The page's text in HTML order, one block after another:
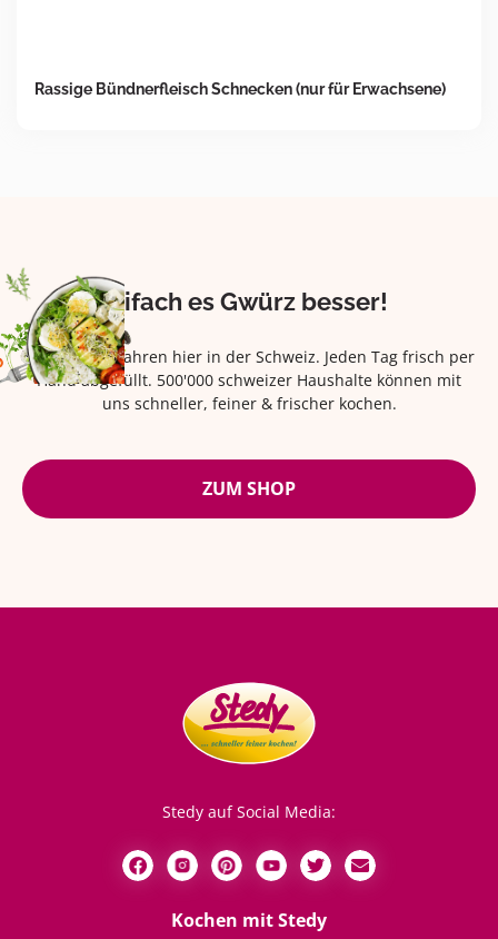
Rassige Bündnerfleisch Schnecken (nur für Erwachsene)
Eifach es Gwürz besser!
Seit über 42 Jahren hier in der Schweiz. Jeden Tag frisch per
Hand abgefüllt. 500'000 schweizer Haushalte können mit
uns schneller, feiner & frischer kochen.
ZUM SHOP
Stedy auf Social Media:
Kochen mit Stedy